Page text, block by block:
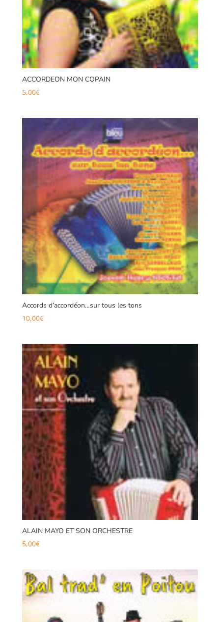
ACCORDEON MON COPAIN
5,00€
Accords d’accordéon…sur tous les tons
10,00€
ALAIN MAYO ET SON ORCHESTRE
5,00€